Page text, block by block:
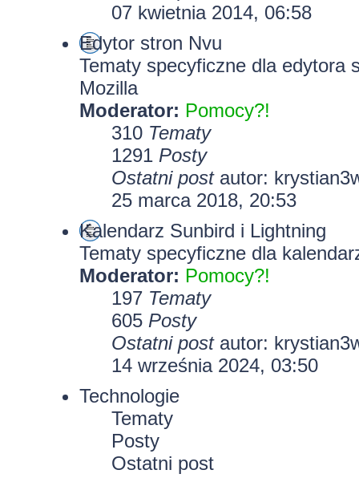
07 kwietnia 2014, 06:58
Edytor stron Nvu
Tematy specyficzne dla edytora
Mozilla
Moderator: Pomocy?!
310 Tematy
1291 Posty
Ostatni postautor:
25 marca 2018, 20:53
Kalendarz Sunbird i Lightning
Tematy specyficzne dla
Moderator: Pomocy?!
197 Tematy
605 Posty
Ostatni postautor:
14 września 2024, 03:50
Technologie
Tematy
Posty
Ostatni post